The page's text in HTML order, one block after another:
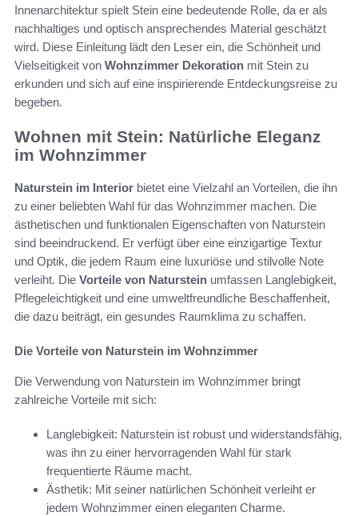
Innenarchitektur spielt Stein eine bedeutende Rolle, da er als
nachhaltiges und optisch ansprechendes Material geschätzt
wird. Diese Einleitung lädt den Leser ein, die Schönheit und
Vielseitigkeit von Wohnzimmer Dekoration mit Stein zu
erkunden und sich auf eine inspirierende Entdeckungsreise zu
begeben.
Wohnen mit Stein: Natürliche Eleganz
im Wohnzimmer
Naturstein im Interior bietet eine Vielzahl an Vorteilen, die ihn
zu einer beliebten Wahl für das Wohnzimmer machen. Die
ästhetischen und funktionalen Eigenschaften von Naturstein
sind beeindruckend. Er verfügt über eine einzigartige Textur
und Optik, die jedem Raum eine luxuriöse und stilvolle Note
verleiht. Die Vorteile von Naturstein umfassen Langlebigkeit,
Pflegeleichtigkeit und eine umweltfreundliche Beschaffenheit,
die dazu beiträgt, ein gesundes Raumklima zu schaffen.
Die Vorteile von Naturstein im Wohnzimmer
Die Verwendung von Naturstein im Wohnzimmer bringt
zahlreiche Vorteile mit sich:
Langlebigkeit: Naturstein ist robust und widerstandsfähig,
was ihn zu einer hervorragenden Wahl für stark
frequentierte Räume macht.
Ästhetik: Mit seiner natürlichen Schönheit verleiht er
jedem Wohnzimmer einen eleganten Charme.